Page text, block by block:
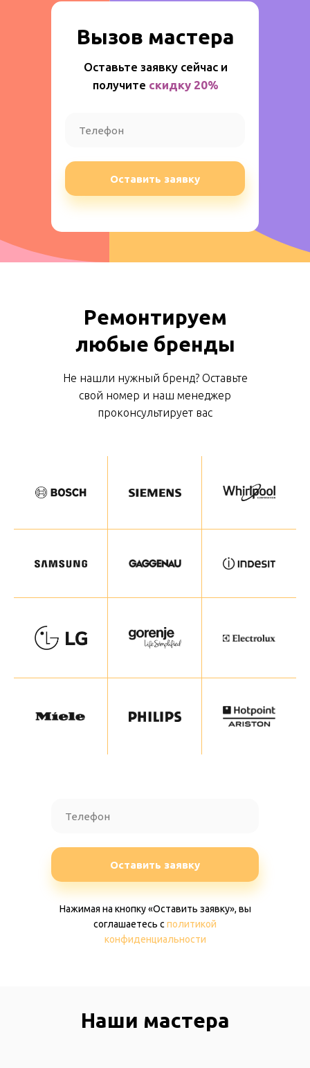
Вызов мастера
Оставьте заявку сейчас и
получите скидку 20%
Оставить заявку
Ремонтируем
любые бренды
Не нашли нужный бренд? Оставьте
свой номер и наш менеджер
проконсультирует вас
Нажимая на кнопку «Оставить заявку», вы
соглашаетесь cполитикой
конфиденциальности
Оставить заявку
Наши мастера